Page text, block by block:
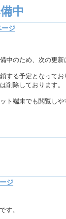
中
ージ
中のため、次の更
する予定となってお
削除しております。
ト端末でも閲覧し
ジ
です。